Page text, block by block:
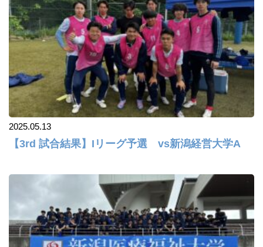
2025.05.13
【3rd 試合結果】Iリーグ予選 vs新潟経営大学A